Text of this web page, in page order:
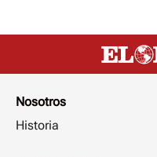
Nosotros
Historia